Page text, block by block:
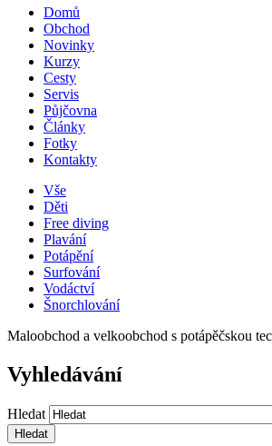
Domů
Obchod
Novinky
Kurzy
Cesty
Servis
Půjčovna
Články
Fotky
Kontakty
Vše
Děti
Free diving
Plavání
Potápění
Surfování
Vodáctví
Šnorchlování
Maloobchod a velkoobchod s potápěčskou
Vyhledávání
Hledat